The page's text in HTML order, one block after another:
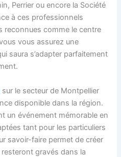
Perrier ou encore la Société
à ces professionnels
comme le centre
vous assurez une
saura s’adapter parfaitement
sur le secteur de Montpellier
disponible dans la région.
un événement mémorable en
tant pour les particuliers
savoir-faire permet de créer
gravés dans la